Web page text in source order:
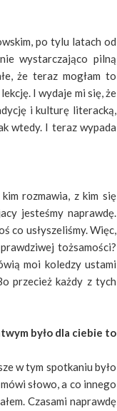
po tylu latach od
wystarczająco pilną
że teraz mogłam to
I wydaje mi się, że
i kulturę literacką,
wtedy. I teraz wypada
rozmawia, z kim się
jesteśmy naprawdę.
co usłyszeliśmy. Więc,
tożsamości?
moi koledzy ustami
przecież każdy z tych
było dla ciebie to
w tym spotkaniu było
słowo, a co innego
Czasami naprawdę